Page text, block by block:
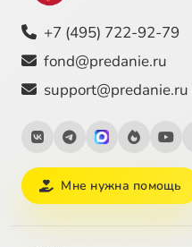
+7 (495) 722-92-79
fond@predanie.ru
support@predanie.ru
Мне нужна помощь